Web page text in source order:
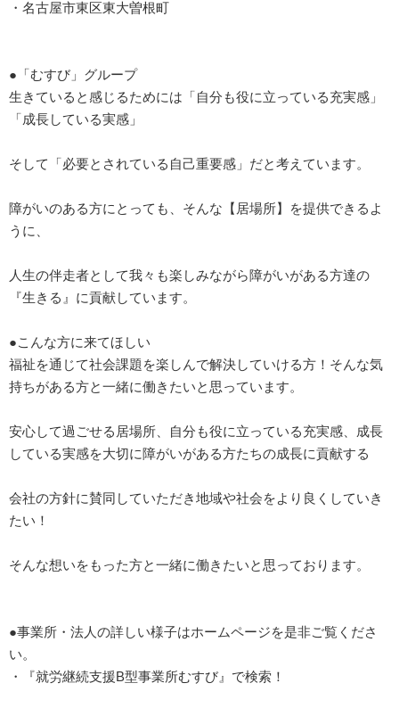
・名古屋市東区東大曽根町
●「むすび」グループ
生きていると感じるためには「自分も役に立っている充実感」
「成長している実感」
そして「必要とされている自己重要感」だと考えています。
障がいのある方にとっても、そんな【居場所】を提供できるよ
うに、
人生の伴走者として我々も楽しみながら障がいがある方達の
『生きる』に貢献しています。
●こんな方に来てほしい
福祉を通じて社会課題を楽しんで解決していける方！そんな気
持ちがある方と一緒に働きたいと思っています。
安心して過ごせる居場所、自分も役に立っている充実感、成長
している実感を大切に障がいがある方たちの成長に貢献する
会社の方針に賛同していただき地域や社会をより良くしていき
たい！
そんな想いをもった方と一緒に働きたいと思っております。
●事業所・法人の詳しい様子はホームページを是非ご覧くださ
い。
・『就労継続支援B型事業所むすび』で検索！